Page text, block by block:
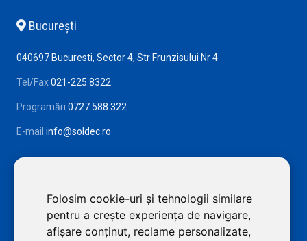
Folosim cookie-uri și tehnologii similare
pentru a crește experiența de navigare,
afișare conținut, reclame personalizate,
Bucureşti
040697 Bucuresti, Sector 4, Str Frunzisului Nr 4
Tel/Fax021-225.8322
Programări 0727 588 322
E-mail info@soldec.ro